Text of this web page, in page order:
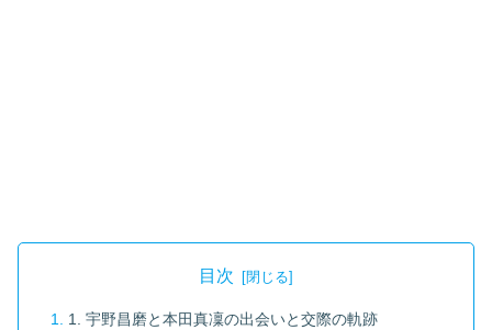
目次
1. 宇野昌磨と本田真凜の出会いと交際の軌跡